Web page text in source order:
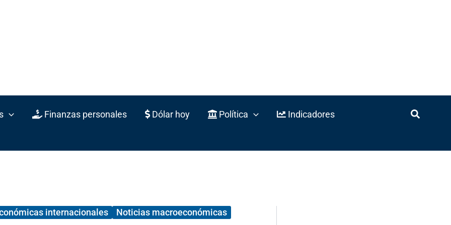
Finanzas personales Dólar hoy Política Indicadores
internacionales Noticias macroeconómicas